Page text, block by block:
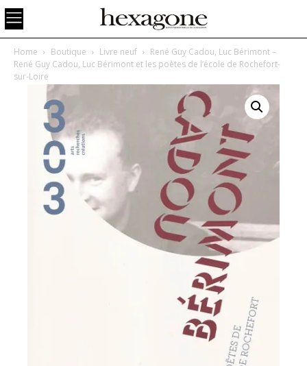
Home Boutique Livre neuf
René Guy Cadou, Luc Bérimont –
René Guy Cadou, Luc Bérimont et les poètes de l’école de Rochefort-
sur-Loire